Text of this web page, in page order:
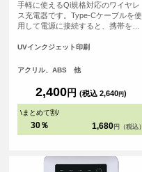
手軽に使えるQi規格対応のワイヤレ
ス充電器です。Type-Cケーブルを使
用して電源に接続すると、携帯を置
青いライトが輝き、外側のアクリル
美しく彩ります。
UVインクジェット印刷
アクリル、ABS 他
2,400円 (税込 2,640円)
\まとめて割/
30％ 1,680 円（税込）